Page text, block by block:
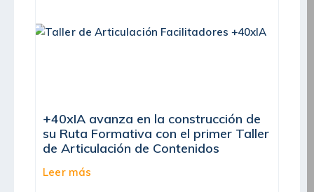
+40xIA avanza en la construcción de
su Ruta Formativa con el primer Taller
de Articulación de Contenidos
Leer más